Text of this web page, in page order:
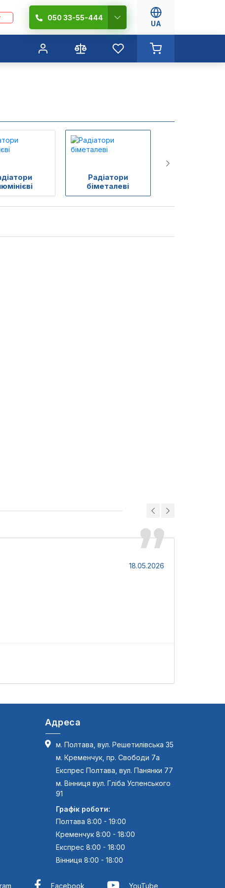
050 33-55-444
UA
Радіатори
біметалеві
18.05.2026
Адреса
м. Полтава, вул. Решетилівська 35
м. Кременчук, пр. Свободи 7а
Експрес Полтава, вул. Панянки 77
м. Вінниця вул. Гліба Успенського
91
Графік роботи:
Полтава 8:00 - 19:00
Кременчук 8:00 - 18:00
Експрес 8:00 - 18:00
Вінниця 8:00 - 18:00
Facebook YouTube